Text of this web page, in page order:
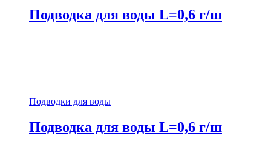
Подводка для воды L=0,6 г/ш
Подводки для воды
Подводка для воды L=0,6 г/ш